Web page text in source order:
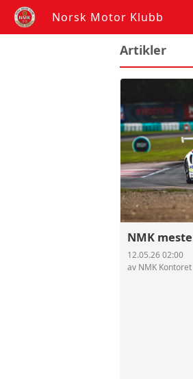
Norsk Motor Klubb
Artikler
NMK
12.05.26 02:00
av NMK Kontoret